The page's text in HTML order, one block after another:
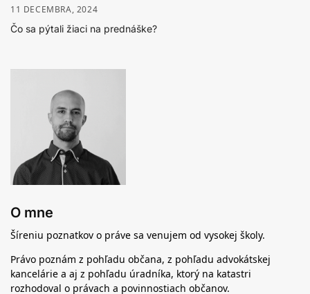
11 DECEMBRA, 2024
Čo sa pýtali žiaci na prednáške?
O mne
Šíreniu poznatkov o práve sa venujem od vysokej školy.
Právo poznám z pohľadu občana, z pohľadu advokátskej
kancelárie a aj z pohľadu úradníka, ktorý na katastri
rozhodoval o právach a povinnostiach občanov.